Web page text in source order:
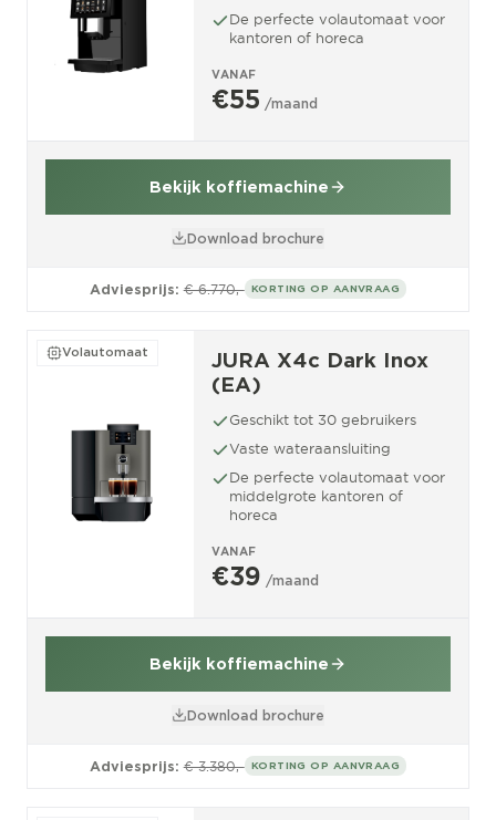
De perfecte volautomaat voor
kantoren of horeca
VANAF
€55 /maand
Bekijk koffiemachine
Download brochure
Adviesprijs: € 6.770,- KORTING OP AANVRAAG
Volautomaat
JURA X4c Dark Inox
(EA)
Geschikt tot 30 gebruikers
Vaste wateraansluiting
De perfecte volautomaat voor
middelgrote kantoren of
horeca
VANAF
€39 /maand
Bekijk koffiemachine
Download brochure
Adviesprijs: € 3.380,- KORTING OP AANVRAAG